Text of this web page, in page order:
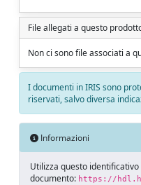
File allegati a questo
Non ci sono file associati a
I documenti in IRIS sono
riservati, salvo diversa
Informazioni
Utilizza questo
documento: https://